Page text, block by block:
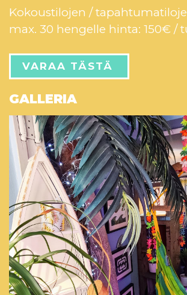
Kokoustilojen /
max. 30 hengelle hinta: 150€ /
VARAA TÄSTÄ
GALLERIA